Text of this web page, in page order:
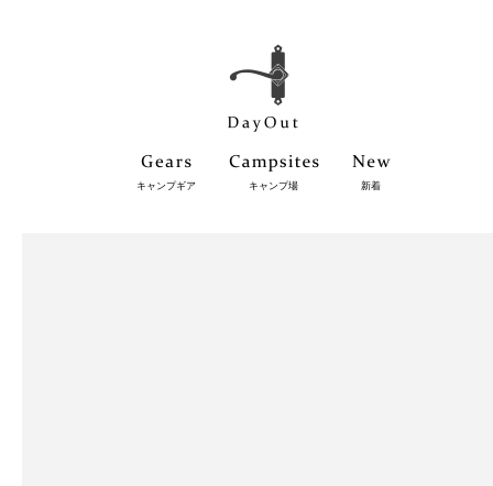
キャンプギア キャンプ場 新着